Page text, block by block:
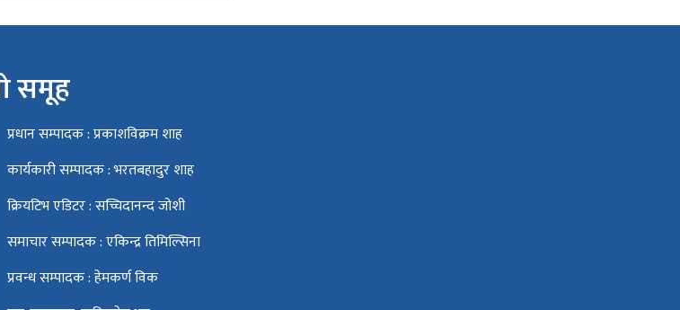
समूह
प्रधान सम्पादक : प्रकाशविक्रम शाह
कार्यकारी सम्पादक : भरतबहादुर शाह
क्रियटिभ एडिटर : सच्चिदानन्द जोशी
समाचार सम्पादक : एकिन्द्र तिमिल्सिना
प्रवन्ध सम्पादक : हेमकर्ण विक